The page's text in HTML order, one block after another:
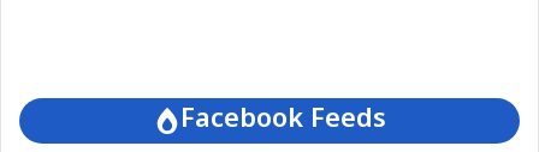
Facebook Feeds